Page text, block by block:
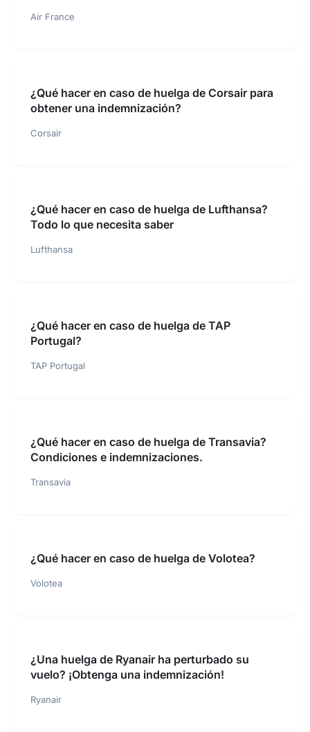
Air France
¿Qué hacer en caso de huelga de Corsair para
obtener una indemnización?
Corsair
¿Qué hacer en caso de huelga de Lufthansa?
Todo lo que necesita saber
Lufthansa
¿Qué hacer en caso de huelga de TAP
Portugal?
TAP Portugal
¿Qué hacer en caso de huelga de Transavia?
Condiciones e indemnizaciones.
Transavia
¿Qué hacer en caso de huelga de Volotea?
Volotea
¿Una huelga de Ryanair ha perturbado su
vuelo? ¡Obtenga una indemnización!
Ryanair